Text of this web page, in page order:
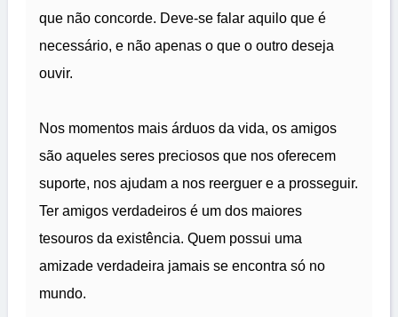
que não concorde. Deve-se falar aquilo que é
necessário, e não apenas o que o outro deseja
ouvir.
Nos momentos mais árduos da vida, os amigos
são aqueles seres preciosos que nos oferecem
suporte, nos ajudam a nos reerguer e a prosseguir.
Ter amigos verdadeiros é um dos maiores
tesouros da existência. Quem possui uma
amizade verdadeira jamais se encontra só no
mundo.